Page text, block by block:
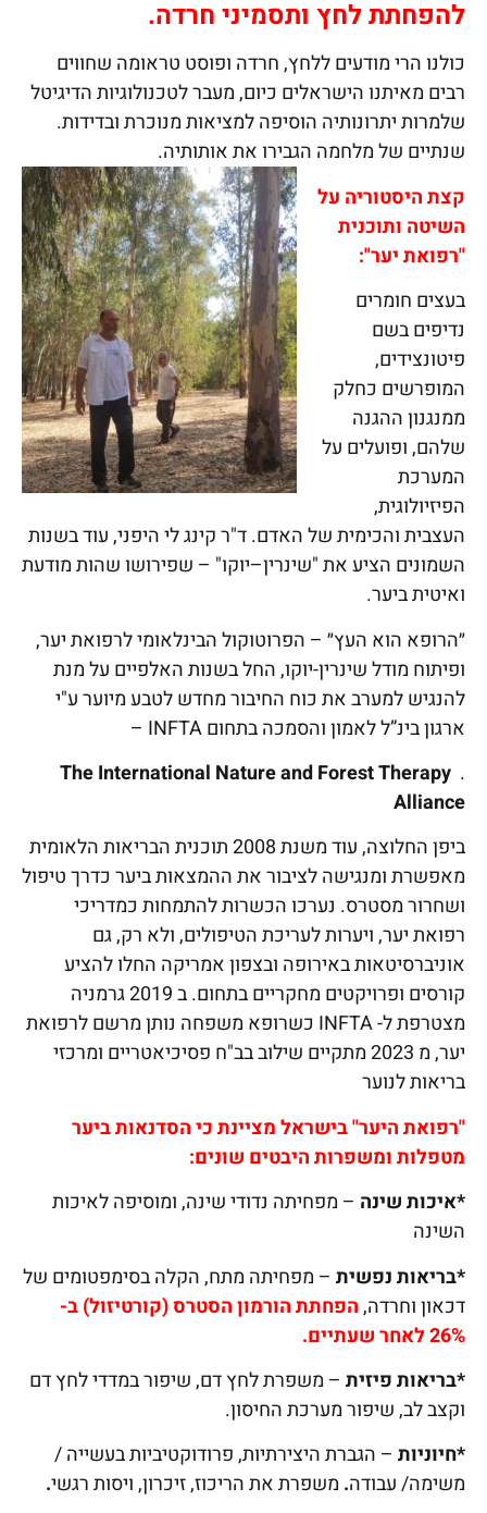
להפחתת לחץ ותסמיני חרדה.
כולנו הרי מודעים ללחץ, חרדה ופוסט טראומה שחווים
רבים מאיתנו הישראלים כיום, מעבר לטכנולוגיות הדיגיטל
שלמרות יתרונותיה הוסיפה למציאות מנוכרת ובדידות.
שנתיים של מלחמה הגבירו את אותותיה.
קצת היסטוריה על
השיטה ותוכנית
"רפואת יער":
בעצים חומרים
נדיפים בשם
פיטונצידים,
המופרשים כחלק
ממנגנון ההגנה
שלהם, ופועלים על
המערכת
הפיזיולוגית,
העצבית והכימית של האדם. ד"ר קינג לי היפני, עוד בשנות
השמונים הציע את "שינרין–יוקו" – שפירושו שהות מודעת
ואיטית ביער.
״הרופא הוא העץ״ – הפרוטוקול הבינלאומי לרפואת יער,
ופיתוח מודל שינרין-יוקו, החל בשנות האלפיים על מנת
להנגיש למערב את כוח החיבור מחדש לטבע מיוער ע"י
ארגון בינ”ל לאמון והסמכה בתחום INFTA –
.
The International Nature and Forest Therapy
Alliance
ביפן החלוצה, עוד משנת 2008 תוכנית הבריאות הלאומית
מאפשרת ומנגישה לציבור את ההמצאות ביער כדרך טיפול
ושחרור מסטרס. נערכו הכשרות להתמחות כמדריכי
רפואת יער, ויערות לעריכת הטיפולים, ולא רק, גם
אוניברסיטאות באירופה ובצפון אמריקה החלו להציע
קורסים ופרויקטים מחקריים בתחום. ב 2019 גרמניה
מצטרפת ל- INFTA כשרופא משפחה נותן מרשם לרפואת
יער, מ 2023 מתקיים שילוב בב"ח פסיכיאטריים ומרכזי
בריאות לנוער
"רפואת היער" בישראל מציינת כי הסדנאות ביער
מטפלות ומשפרות היבטים שונים:
*איכות שינה – מפחיתה נדודי שינה, ומוסיפה לאיכות
השינה
*בריאות נפשית – מפחיתה מתח, הקלה בסימפטומים של
דכאון וחרדה,הפחתת הורמון הסטרס (קורטיזול) ב-
26% לאחר שעתיים.
*בריאות פיזית – משפרת לחץ דם, שיפור במדדי לחץ דם
וקצב לב, שיפור מערכת החיסון.
*חיוניות – הגברת היצירתיות, פרודוקטיביות בעשייה /
משימה/ עבודה. משפרת את הריכוז, זיכרון, ויסות רגשי.